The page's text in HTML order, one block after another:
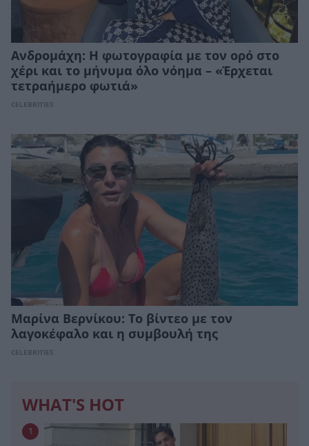
Ανδρομάχη: Η φωτογραφία με τον ορό στο
χέρι και το μήνυμα όλο νόημα – «Έρχεται
τετραήμερο φωτιά»
CELEBRITIES
Μαρίνα Βερνίκου: Το βίντεο με τον
λαγοκέφαλο και η συμβουλή της
CELEBRITIES
WHAT'S HOT
1